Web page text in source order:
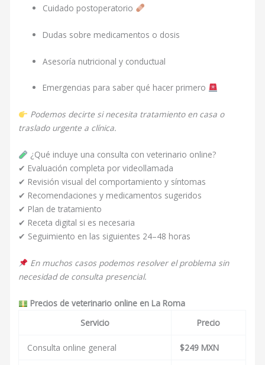
Cuidado postoperatorio
Dudas sobre medicamentos o dosis
Asesoría nutricional y conductual
Emergencias para saber qué hacer primero
Podemos decirte si necesita tratamiento en casa o
traslado urgente a clínica.
¿Qué incluye una consulta con veterinario online?
✔ Evaluación completa por videollamada
✔ Revisión visual del comportamiento y síntomas
✔ Recomendaciones y medicamentos sugeridos
✔ Plan de tratamiento
✔ Receta digital si es necesaria
✔ Seguimiento en las siguientes 24–48 horas
En muchos casos podemos resolver el problema sin
necesidad de consulta presencial.
Precios de veterinario online en La Roma
Servicio
Precio
Consulta online general $249 MXN